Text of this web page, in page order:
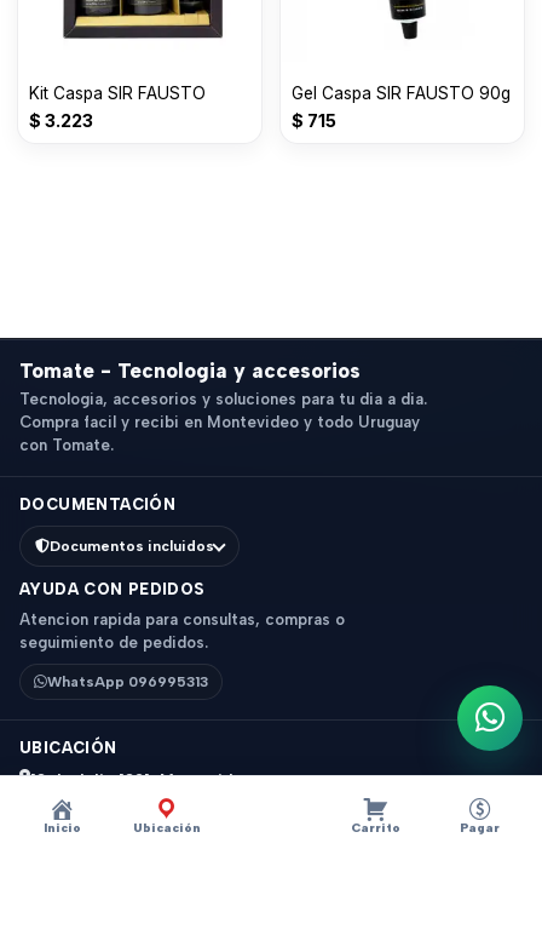
Inicio Ubicación Carrito Pagar
Kit Caspa SIR FAUSTO
$ 3.223
Gel Caspa SIR FAUSTO 90g
$ 715
Tomate - Tecnologia y accesorios
Tecnologia, accesorios y soluciones para tu dia a dia.
Compra facil y recibi en Montevideo y todo Uruguay
con Tomate.
DOCUMENTACIÓN
Documentos incluidos
AYUDA CON PEDIDOS
Atencion rapida para consultas, compras o
seguimiento de pedidos.
WhatsApp 096995313
UBICACIÓN
18 de Julio 1831, Montevideo
Horario: 9 a 18 hs